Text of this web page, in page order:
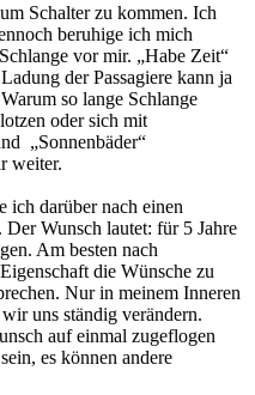
Schalter zu kommen. Ich
beruhige ich mich
vor mir. „Habe Zeit“
der Passagiere kann ja
so lange Schlange
oder sich mit
„Sonnenbäder“
weiter.
ich darüber nach einen
Wunsch lautet: für 5 Jahre
Am besten nach
die Wünsche zu
Nur in meinem Inneren
uns ständig verändern.
auf einmal zugeflogen
es können andere